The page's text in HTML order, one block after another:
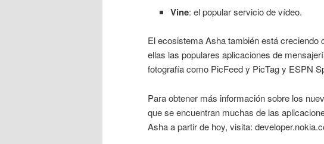
Vine: el popular servicio de vídeo.
El ecosistema Asha también está
ellas las populares aplicaciones de
fotografía como PicFeed y PicTag y ESPN
Para obtener más información sobre los
que se encuentran muchas de las
Asha a partir de hoy, visita: